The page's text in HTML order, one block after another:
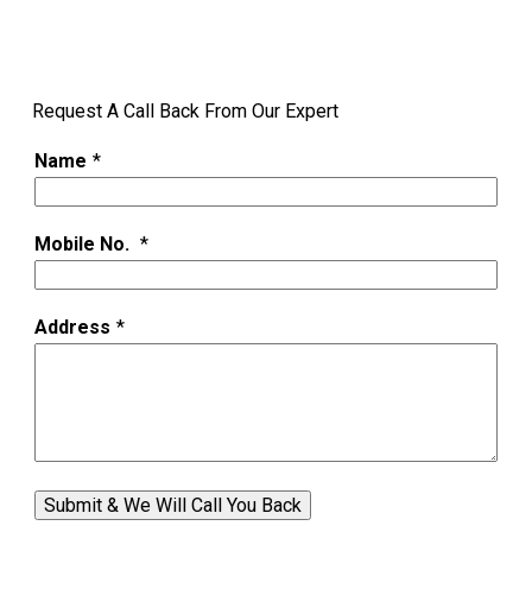
Request A Call Back From Our Expert
Name *
Mobile No. *
Address *
Submit & We Will Call You Back